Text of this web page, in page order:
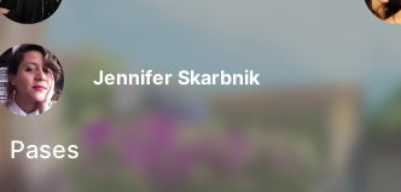
Jennifer Skarbnik
Pases